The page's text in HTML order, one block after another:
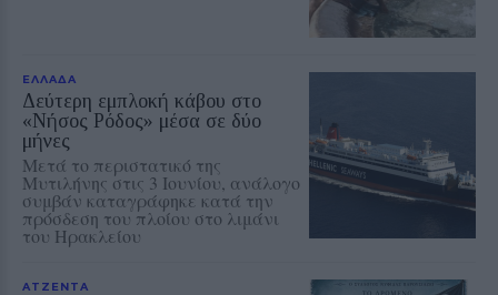
ΕΛΛΑΔΑ
Δεύτερη εμπλοκή κάβου στο
«Νήσος Ρόδος» μέσα σε δύο
μήνες
Μετά το περιστατικό της
Μυτιλήνης στις 3 Ιουνίου, ανάλογο
συμβάν καταγράφηκε κατά την
πρόσδεση του πλοίου στο λιμάνι
του Ηρακλείου
ΑΤΖΕΝΤΑ